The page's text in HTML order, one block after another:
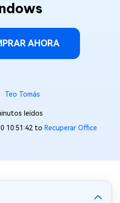
AHORA
Teo Tomás
leídos
10:51:42 to Recuperar Office